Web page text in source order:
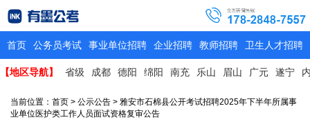
首页 公务员考试 事业单位招聘 企业招聘 教师招聘 卫生人才招聘
【地区导航】 省级 成都 德阳 绵阳 南充 乐山 眉山 广元 遂宁
当前位置： 首页 > 公示公告 > 雅安市石棉县公开考试招聘2025年下半年所属事
业单位医护类工作人员面试资格复审公告